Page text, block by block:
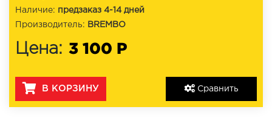
Сравнить
Наличие: предзаказ 4-14 дней
Производитель:
BREMBO
Цена: 3 100 Р
В КОРЗИНУ